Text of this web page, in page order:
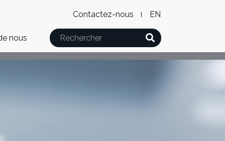
Level
2
Menu
Contactez-nous WxT
Language
switcher
nous Rechercher